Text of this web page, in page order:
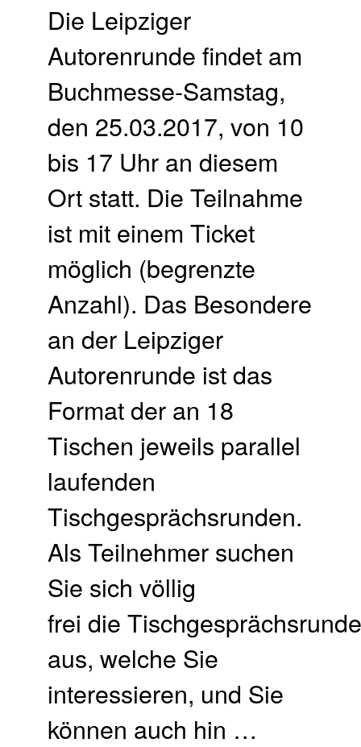
Die Leipziger
Autorenrunde findet am
Buchmesse-Samstag,
den 25.03.2017, von 10
bis 17 Uhr an diesem
Ort statt. Die Teilnahme
ist mit einem Ticket
möglich (begrenzte
Anzahl). Das Besondere
an der Leipziger
Autorenrunde ist das
Format der an 18
Tischen jeweils parallel
laufenden
Tischgesprächsrunden.
Als Teilnehmer suchen
Sie sich völlig
frei die
aus, welche Sie
interessieren, und Sie
können auch hin …